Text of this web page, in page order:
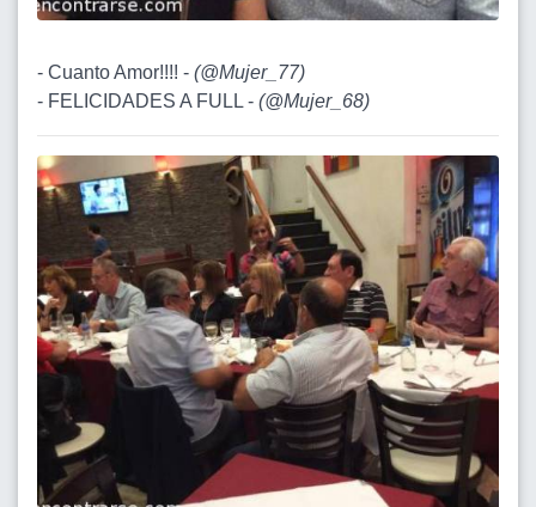
- Cuanto Amor!!!! - (@Mujer_77)
- FELICIDADES A FULL - (@Mujer_68)